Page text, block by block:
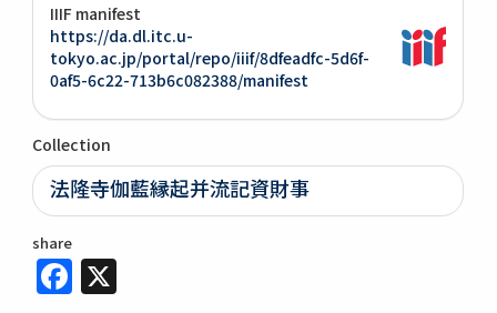
IIIF manifest
https://da.dl.itc.u-
tokyo.ac.jp/portal/repo/iiif/8dfeadfc-5d6f-
0af5-6c22-713b6c082388/manifest
Collection
法隆寺伽藍縁起并流記資財事
share
Facebook